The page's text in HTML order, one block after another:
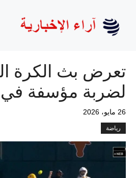
المحتوى
لضربة مؤسفة في NSFW
26 مايو، 2026
رياضة